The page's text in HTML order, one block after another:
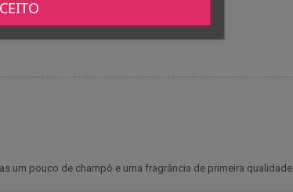
um pouco de champô e uma fragrância de primeira qualidade.